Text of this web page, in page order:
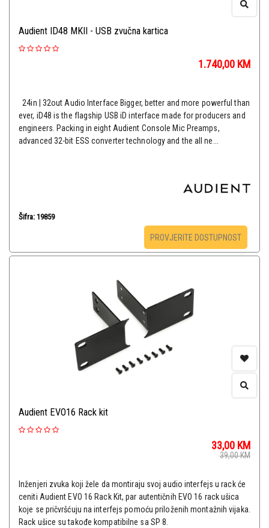
Audient ID48 MKII - USB zvučna kartica
1.740,00 KM
24in | 32out Audio Interface Bigger, better and more powerful than
ever, iD48 is the flagship USB iD interface made for producers and
engineers. Packing in eight Audient Console Mic Preamps,
advanced 32-bit ESS converter technology and the all ne...
Šifra: 19859
PROVJERITE DOSTUPNOST
Audient EVO16 Rack kit
33,00 KM
39,00KM
Inženjeri zvuka koji žele da montiraju svoj audio interfejs u rack će
ceniti Audient EVO 16 Rack Kit, par autentičnih EVO 16 rack ušica
koje se pričvršćuju na interfejs pomoću priloženih montažnih vijaka.
Rack ušice su takođe kompatibilne sa SP 8.